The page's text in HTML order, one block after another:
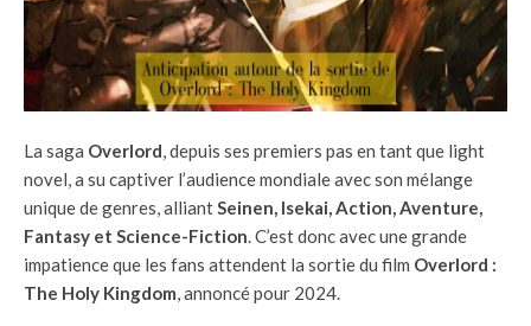
La saga Overlord , depuis ses premiers pas en tant que light
novel, a su captiver l’audience mondiale avec son mélange
unique de genres, alliant Seinen, Isekai, Action, Aventure,
Fantasy et Science-Fiction . C’est donc avec une grande
impatience que les fans attendent la sortie du film Overlord :
The Holy Kingdom , annoncé pour 2024.